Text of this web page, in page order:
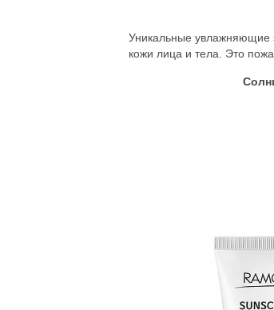
Уникальные увлажняющие
кожи лица и тела. Это